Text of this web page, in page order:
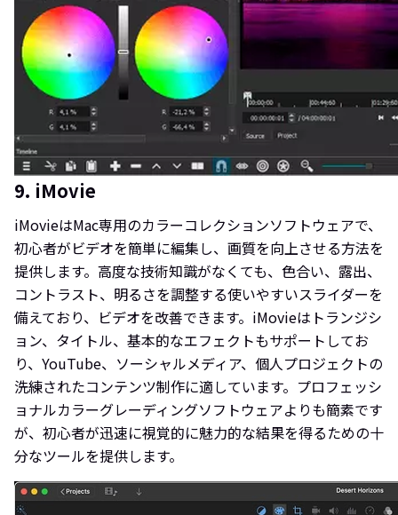
9. iMovie
iMovieはMac専用のカラーコレクションソフトウェアで、
初心者がビデオを簡単に編集し、画質を向上させる方法を
提供します。高度な技術知識がなくても、色合い、露出、
コントラスト、明るさを調整する使いやすいスライダーを
備えており、ビデオを改善できます。iMovieはトランジシ
ョン、タイトル、基本的なエフェクトもサポートしてお
り、YouTube、ソーシャルメディア、個人プロジェクトの
洗練されたコンテンツ制作に適しています。プロフェッシ
ョナルカラーグレーディングソフトウェアよりも簡素です
が、初心者が迅速に視覚的に魅力的な結果を得るための十
分なツールを提供します。